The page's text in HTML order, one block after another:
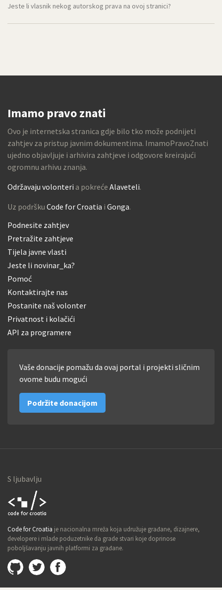
Jeste li vlasnik nekog autorskog prava na ovoj stranici?
Imamo pravo znati
Ovo je internetska stranica gdje bilo tko može podnijeti
zahtjev za pristup javnim dokumentima. ImamoPravoZnati
ujedno objavljuje i arhivira zahtjeve i odgovore kreirajući
ogromnu arhivu znanja.
Održavaju volonteri a pokreće Alaveteli.
Uz podršku Code for Croatia i Gonga.
Podnesite zahtjev
Pretražite zahtjeve
Tijela javne vlasti
Jeste li novinar_ka?
Pomoć
Kontaktirajte nas
Postanite naš volonter
Privatnost i kolačići
API za programere
Vaše donacije pomažu da ovaj portal i projekti sličnim
ovome budu mogući
Podržite donacijom
S ljubavlju
Croatia
Code for Croatia je nacionalna mreža koja udružuje građane, dizajnere,
developere i mlade poduzetnike da grade stvari koje doprinose
poboljšavanju javnih platformi za građane.